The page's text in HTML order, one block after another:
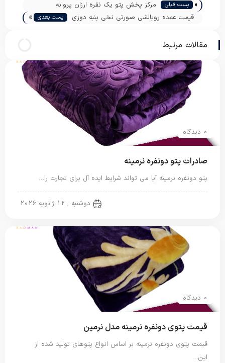
« پست قبلی
مرکز پخش پتو یک نفره ارزان پروانه
قیمت عمده روبالشی صورتی نخی پنبه دوزی
پست بعدی »
مقالات مرتبط
0 دیدگاه
صادرات پتو دونفره نرمینه
پتو دونفره نرمینه آیا می تواند شرایط ایده آل برای تجارت را…
دوشنبه , 12 ژانویه 2026
0 دیدگاه
قیمت پتوی دونفره نرمینه مدل نرمین
قیمت پتوی دونفره نرمینه بر اساس انواع پتوهای تولید شده از
این…